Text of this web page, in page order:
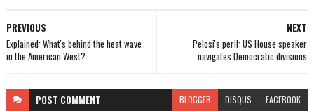
NEXT
Pelosi's peril: US House speaker
navigates Democratic divisions
PREVIOUS
Explained: What's behind the heat wave
in the American West?
POST COMMENT BLOGGER DISQUS FACEBOOK